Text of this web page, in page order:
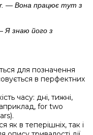
— Вона працює тут з
Я знаю його з
для позначення
в перфектних
часу: дні, тижні,
for two
як в теперішніх, так і